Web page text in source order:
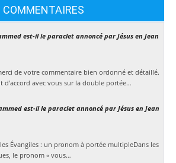
COMMENTAIRES
est-il le paraclet annoncé par Jésus en Jean
de votre commentaire bien ordonné et détaillé.
d'accord avec vous sur la double portée…
est-il le paraclet annoncé par Jésus en Jean
les Évangiles : un pronom à portée multipleDans les
le pronom « vous…